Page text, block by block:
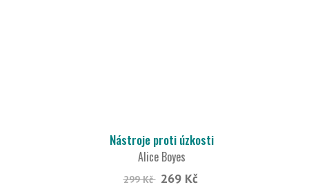
Nástroje proti úzkosti
Alice Boyes
299 Kč 269 Kč